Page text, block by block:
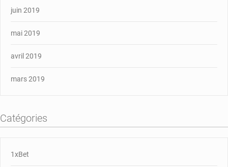
juin 2019
mai 2019
avril 2019
mars 2019
Catégories
1xBet